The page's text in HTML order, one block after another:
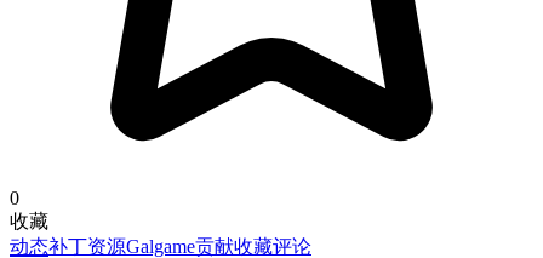
0
收藏
动态补丁资源Galgame贡献收藏评论